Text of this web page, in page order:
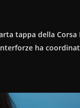
tappa della Corsa
ha